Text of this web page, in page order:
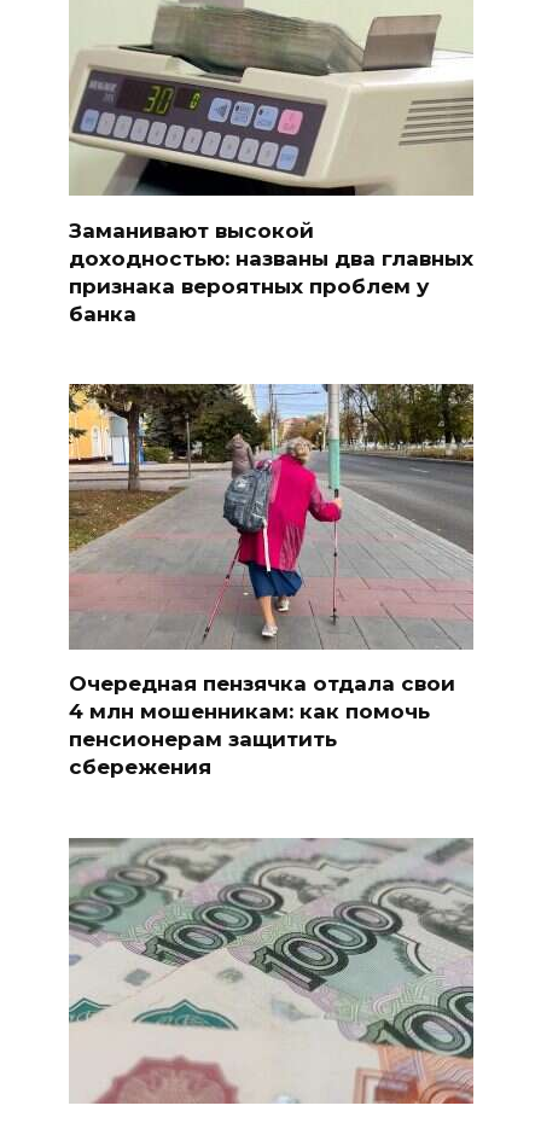
Заманивают высокой
доходностью: названы два главных
признака вероятных проблем у
банка
Очередная пензячка отдала свои
4 млн мошенникам: как помочь
пенсионерам защитить
сбережения